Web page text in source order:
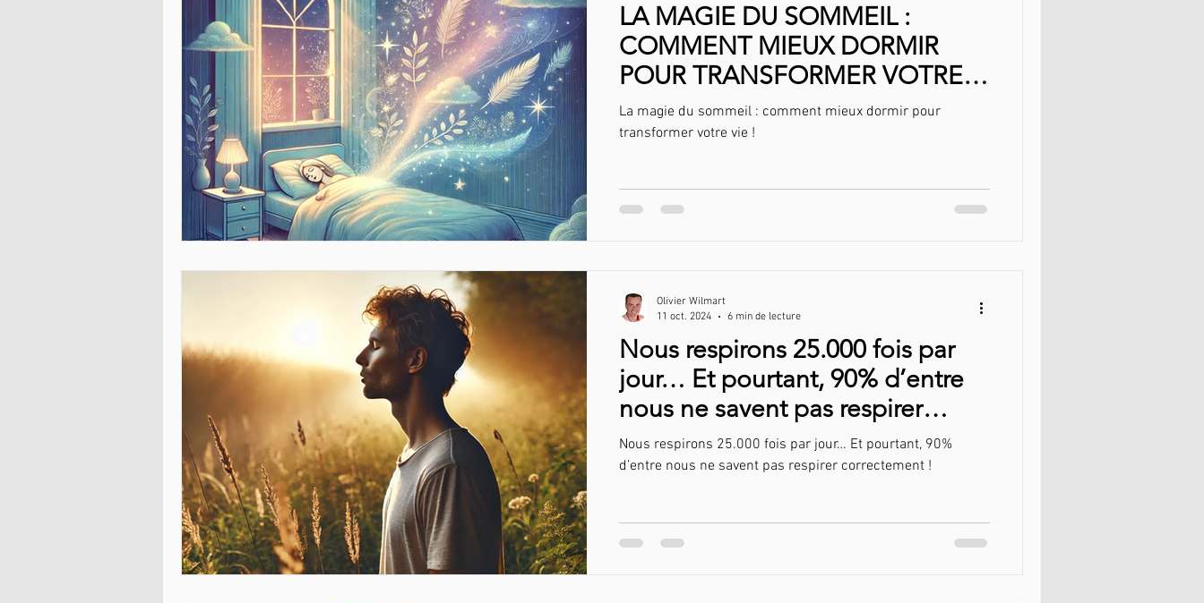
LA MAGIE DU SOMMEIL :
COMMENT MIEUX DORMIR
POUR TRANSFORMER VOTRE
VIE !
La magie du sommeil : comment mieux dormir pour
transformer votre vie !
Nous respirons 25.000 fois par
jour… Et pourtant, 90% d’entre
nous ne savent pas respirer
correctement !
Nous respirons 25.000 fois par jour… Et pourtant, 90%
d’entre nous ne savent pas respirer correctement !
Olivier Wilmart
11 oct. 2024
6 min de lecture